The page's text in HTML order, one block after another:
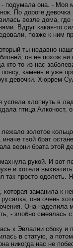
подумала она. -
По дороге
возле дома,
Вдруг какая-то
позже к ним
ты недавно
он не похож
кто-то из нас
камень и уже
девочки. Хюррем
хлопнуть в
птица Алконост,
золотое
твой брат
верни брата этой
рукой. И
и хотела
просто одолеть.
заманила к
она очень
Она наделила
- злобно смеялась
к Эвлалии сбоку
в статую, а
никогда нас не